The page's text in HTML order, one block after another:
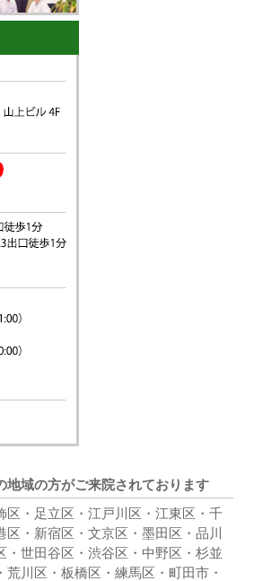
地域の方がご来院されております
区・足立区・江戸川区・江東区・千
・新宿区・文京区・墨田区・品川
・世田谷区・渋谷区・中野区・杉並
荒川区・板橋区・練馬区・町田市・